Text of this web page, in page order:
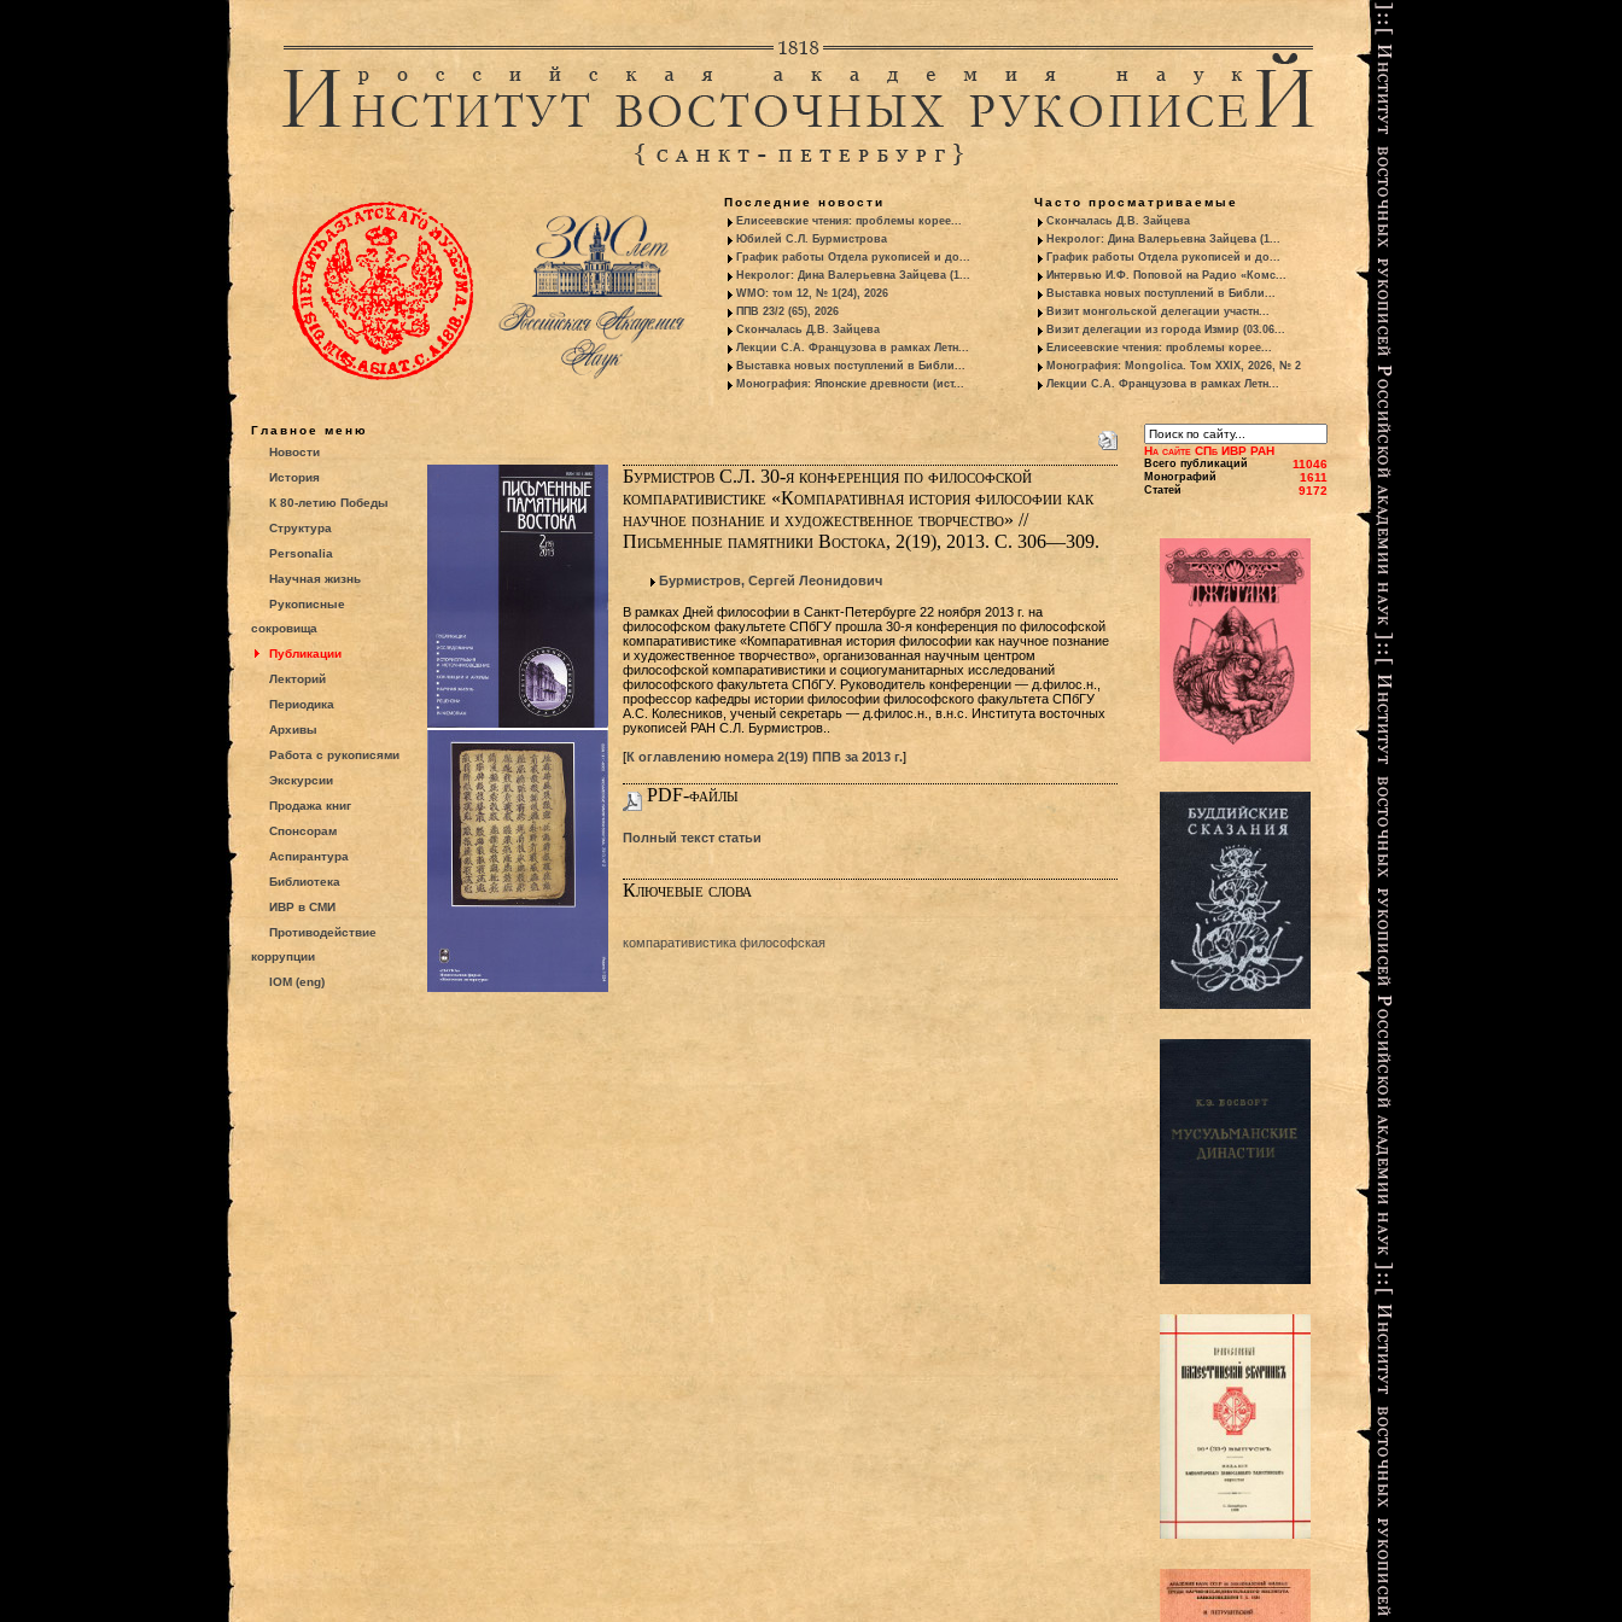
Последние новости
Елисеевские чтения: проблемы корее...
Юбилей С.Л. Бурмистрова
График работы Отдела рукописей и до...
Некролог: Дина Валерьевна Зайцева (1...
WMO: том 12, № 1(24), 2026
ППВ 23/2 (65), 2026
Скончалась Д.В. Зайцева
Лекции С.А. Французова в рамках Летн...
Выставка новых поступлений в Библи...
Монография: Японские древности (ист...
Часто просматриваемые
Скончалась Д.В. Зайцева
Некролог: Дина Валерьевна Зайцева (1...
График работы Отдела рукописей и до...
Интервью И.Ф. Поповой на Радио «Комс...
Выставка новых поступлений в Библи...
Визит монгольской делегации участн...
Визит делегации из города Измир (03.06...
Елисеевские чтения: проблемы корее...
Монография: Mongolica. Том XXIX, 2026, № 2
Лекции С.А. Французова в рамках Летн...
Главное меню
Новости
История
К 80-летию Победы
Структура
Personalia
Научная жизнь
Рукописные
сокровища
Публикации
Лекторий
Периодика
Архивы
Работа с рукописями
Экскурсии
Продажа книг
Спонсорам
Аспирантура
Библиотека
ИВР в СМИ
Противодействие
коррупции
IOM (eng)
Бурмистров С.Л. 30-я конференция по философской
компаративистике «Компаративная история философии как
научное познание и художественное творчество» //
Письменные памятники Востока, 2(19), 2013. С. 306—309.
Бурмистров, Сергей Леонидович
В рамках Дней философии в Санкт-Петербурге 22 ноября 2013 г. на
философском факультете СПбГУ прошла 30-я конференция по философской
компаративистике «Компаративная история философии как научное познание
и художественное творчество», организованная научным центром
философской компаративистики и социогуманитарных исследований
философского факультета СПбГУ. Руководитель конференции — д.филос.н.,
профессор кафедры истории философии философского факультета СПбГУ
А.С. Колесников, ученый секретарь — д.филос.н., в.н.с. Института восточных
рукописей РАН С.Л. Бурмистров..
[К оглавлению номера 2(19) ППВ за 2013 г.]
PDF-файлы
Полный текст статьи
Ключевые слова
компаративистика философская
На сайте СПб ИВР РАН
Всего публикаций 11046
Монографий 1611
Статей 9172